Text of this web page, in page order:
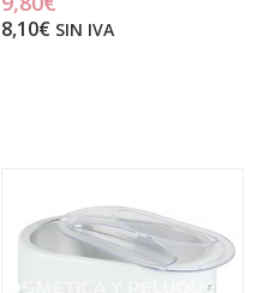
8,10€ SIN IVA